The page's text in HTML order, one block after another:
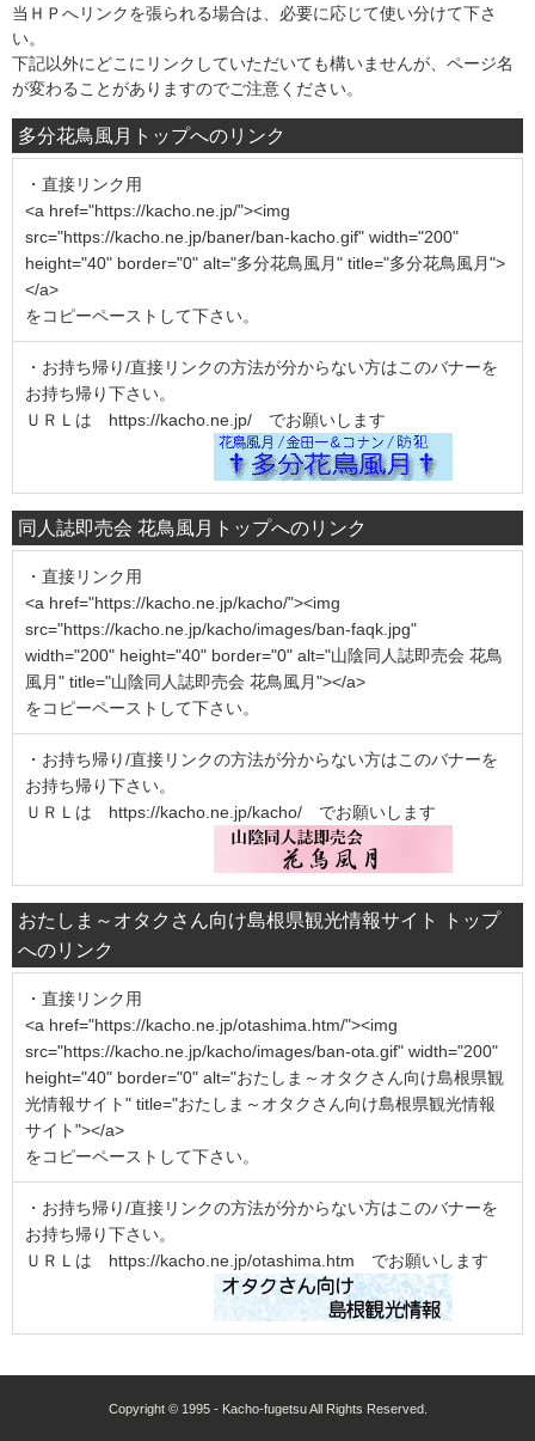
当ＨＰへリンクを張られる場合は、必要に応じて使い分けて下さ
い。
下記以外にどこにリンクしていただいても構いませんが、ページ名
が変わることがありますのでご注意ください。
多分花鳥風月トップへのリンク
・直接リンク用
<a href="https://kacho.ne.jp/"><img
src="https://kacho.ne.jp/baner/ban-kacho.gif" width="200"
height="40" border="0" alt="多分花鳥風月" title="多分花鳥風月">
</a>
をコピーペーストして下さい。
・お持ち帰り/直接リンクの方法が分からない方はこのバナーを
お持ち帰り下さい。
ＵＲＬは https://kacho.ne.jp/ でお願いします
同人誌即売会 花鳥風月トップへのリンク
・直接リンク用
<a href="https://kacho.ne.jp/kacho/"><img
src="https://kacho.ne.jp/kacho/images/ban-faqk.jpg"
width="200" height="40" border="0" alt="山陰同人誌即売会 花鳥
風月" title="山陰同人誌即売会 花鳥風月"></a>
をコピーペーストして下さい。
・お持ち帰り/直接リンクの方法が分からない方はこのバナーを
お持ち帰り下さい。
ＵＲＬは https://kacho.ne.jp/kacho/ でお願いします
おたしま～オタクさん向け島根県観光情報サイト トップ
へのリンク
・直接リンク用
<a href="https://kacho.ne.jp/otashima.htm/"><img
src="https://kacho.ne.jp/kacho/images/ban-ota.gif" width="200"
height="40" border="0" alt="おたしま～オタクさん向け島根県観
光情報サイト" title="おたしま～オタクさん向け島根県観光情報
サイト"></a>
をコピーペーストして下さい。
・お持ち帰り/直接リンクの方法が分からない方はこのバナーを
お持ち帰り下さい。
ＵＲＬは https://kacho.ne.jp/otashima.htm でお願いします
Copyright © 1995 - Kacho-fugetsu All Rights Reserved.